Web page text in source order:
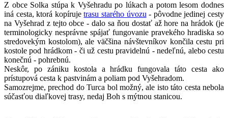
Z obce Solka stúpa k Vyšehradu po lúkach a potom lesom dodnes
iná cesta, ktorá kopírujetrasu starého úvozu- pôvodne jedinej cesty
na Vyšehrad z tejto obce - dalo sa ňou dostať až hore na hrádok (je
terminologicky nesprávne spájať fungovanie pravekého hradiska so
stredovekým kostolom), ale väčšina návštevníkov končila cestu pri
kostole pod hrádkom - či už cestu pravidelnú - nedeľnú, alebo cestu
konečnú - pohrebnú.
Neskôr, po zániku kostola a hrádku fungovala táto cesta ako
prístupová cesta k pastvinám a poliam pod Vyšehradom.
Samozrejme, prechod do Turca bol možný, ale isto táto cesta nebola
súčasťou diaľkovej trasy, nedaj Boh s mýtnou stanicou.